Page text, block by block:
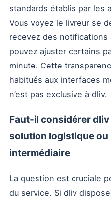
standards établis par les
Vous voyez le livreur se
recevez des notifications
pouvez ajuster certains
minute. Cette
habitués aux interfaces
n’est pas exclusive à dliv.
Faut-il considérer dliv
solution logistique ou
intermédiaire
La question est cruciale
du service. Si dliv